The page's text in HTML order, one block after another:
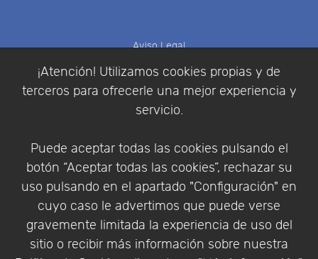
¡Atención! Utilizamos cookies propias y de
terceros para ofrecerle una mejor experiencia y
servicio.
Puede aceptar todas las cookies pulsando el
botón “Aceptar todas las cookies”, rechazar su
uso pulsando en el apartado "Configuración" en
cuyo caso le advertimos que puede verse
gravemente limitada la experiencia de uso del
sitio o recibir más información sobre nuestra
Aviso Legal
Política de Privacidad
Condiciones de compra
Identificarse
Empresa|Aviso Legal| Política de Privacidad |
Política de Cookies